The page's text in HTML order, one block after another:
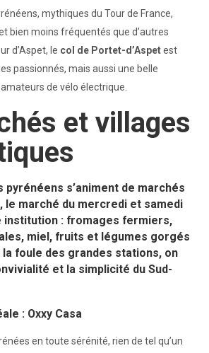
mythiques du Tour de France,
bien moins fréquentés que d’autres
d’Aspet, le col de Portet-d’Aspetest
passionnés, mais aussi une belle
de vélo électrique.
et villages
pyrénéens s’animent de marchés
, le marché du mercredi et samedi
institution : fromages fermiers,
miel, fruits et légumes gorgés
la foule des grandes stations, on
et la simplicité du Sud-
: Oxxy Casa
en toute sérénité, rien de tel qu’un